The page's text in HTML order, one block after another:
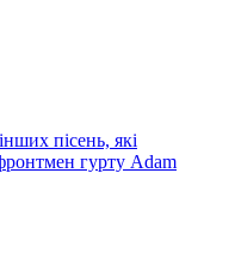
пісень, які
гурту Adam